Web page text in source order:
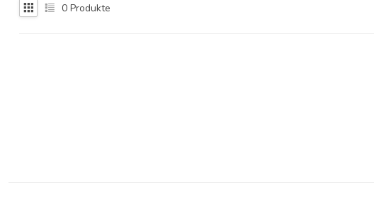
0 Produkte